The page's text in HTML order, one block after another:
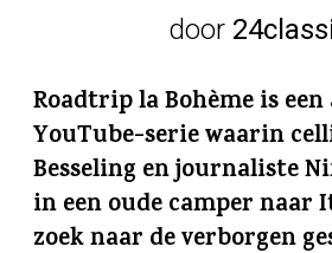
door
Roadtrip la Bohème is
YouTube-serie waarin
Besseling en journaliste
in een oude camper naar
zoek naar de verborgen